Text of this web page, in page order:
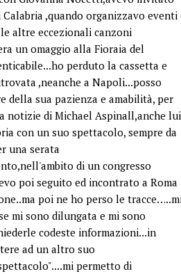
Calabria ,quando organizzavo eventi
altre eccezionali canzoni
un omaggio alla Fioraia del
perduto la cassetta e
,neanche a Napoli...posso
della sua pazienza e amabilità, per
notizie di Michael Aspinall,anche lui
con un suo spettacolo, sempre da
una serata
di un congresso
poi seguito ed incontrato a Roma
poi ne ho perso le
mi sono dilungata e mi sono
codeste informazioni...in
ad un altro suo
permetto di